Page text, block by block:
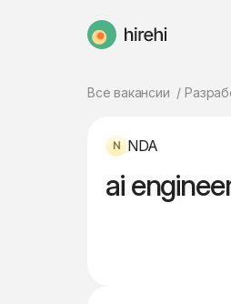
HireHi
Все вакансии
NDA
ai